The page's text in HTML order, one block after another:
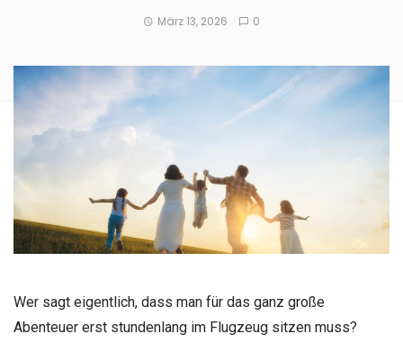
März 13, 2026 0
Wer sagt eigentlich, dass man für das ganz große
Abenteuer erst stundenlang im Flugzeug sitzen muss?